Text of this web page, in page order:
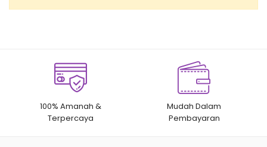
100% Amanah &
Terpercaya
Mudah Dalam
Pembayaran